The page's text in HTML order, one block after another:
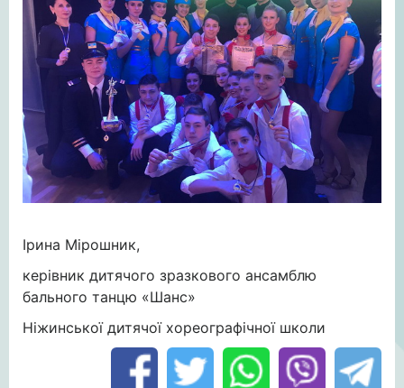
Ірина Мірошник,
керівник дитячого зразкового ансамблю
бального танцю «Шанс»
Ніжинської дитячої хореографічної школи